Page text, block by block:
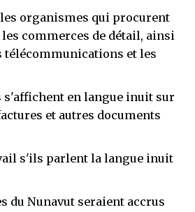
organismes qui procurent
commerces de détail, ainsi
télécommunications et les
s'affichent en langue inuit sur
et autres documents
s'ils parlent la langue inuit
du Nunavut seraient accrus